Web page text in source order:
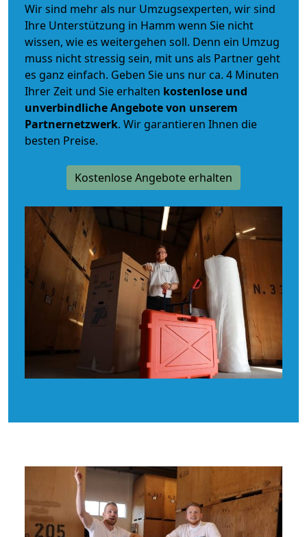
Wir sind mehr als nur Umzugsexperten, wir sind
Ihre Unterstützung in Hamm wenn Sie nicht
wissen, wie es weitergehen soll. Denn ein Umzug
muss nicht stressig sein, mit uns als Partner geht
es ganz einfach. Geben Sie uns nur ca. 4 Minuten
Ihrer Zeit und Sie erhalten kostenlose und
unverbindlicheAngebote von unserem
Partnernetzwerk. Wir garantieren Ihnen die
besten Preise.
Kostenlose Angebote erhalten